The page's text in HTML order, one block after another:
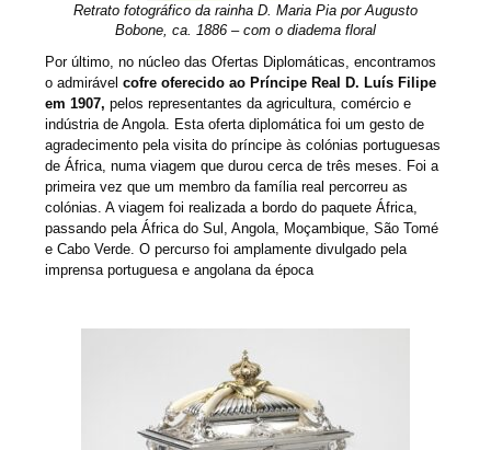
Retrato fotográfico da rainha D. Maria Pia por Augusto
Bobone, ca. 1886 – com o diadema floral
Por último, no núcleo das Ofertas Diplomáticas, encontramos
o admirávelcofre oferecido ao Príncipe Real D. Luís Filipe
em 1907, pelos representantes da agricultura, comércio e
indústria de Angola. Esta oferta diplomática foi um gesto de
agradecimento pela visita do príncipe às colónias portuguesas
de África, numa viagem que durou cerca de três meses. Foi a
primeira vez que um membro da família real percorreu as
colónias. A viagem foi realizada a bordo do paquete África,
passando pela África do Sul, Angola, Moçambique, São Tomé
e Cabo Verde. O percurso foi amplamente divulgado pela
imprensa portuguesa e angolana da época